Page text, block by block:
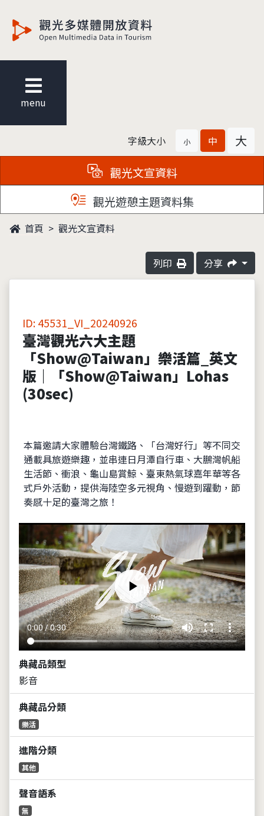
menu
字級大小 小 中 大
觀光文宣資料
觀光遊憩主題資料集
首頁 觀光文宣資料
列印 分享
ID: 45531_VI_20240926
臺灣觀光六大主題
「Show@Taiwan」樂活篇_英文
版｜「Show@Taiwan」Lohas
(30sec)
本篇邀請大家體驗台灣鐵路、「台灣好行」等不同交
通載具旅遊樂趣，並串連日月潭自行車、大鵬灣帆船
生活節、衝浪、龜山島賞鯨、臺東熱氣球嘉年華等各
式戶外活動，提供海陸空多元視角、慢遊到躍動，節
奏感十足的臺灣之旅！
0:00 / 0:30 volume_up fullscreen more_vert
典藏品類型
影音
典藏品分類
樂活
進階分類
其他
聲音語系
無